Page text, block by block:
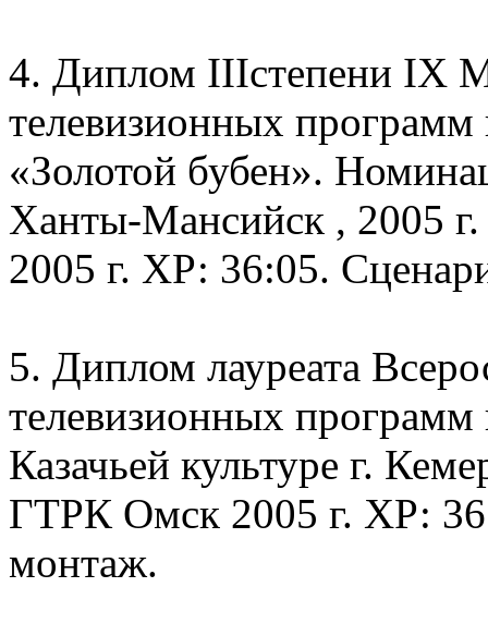
4. Диплом IIIстепени IX
телевизионных
«Золотой бубен».
Ханты-Мансийск , 2005
2005 г. ХР: 36:05.
5. Диплом лауреата
телевизионных
Казачьей культуре г.
ГТРК Омск 2005 г. ХР:
монтаж.